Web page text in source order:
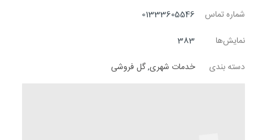
شماره تماس
01333605546
نمایش‌ها
383
دسته بندی
خدمات شهری,گل فروشی